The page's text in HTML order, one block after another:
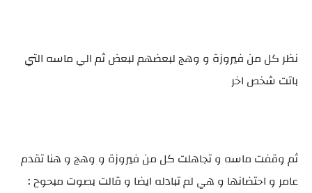
نظر كل من فيروزة و وهج لبعضهم لبعض ثم الي ماسه التي
باتت شخص اخر
ثم وقفت ماسه و تجاهلت كل من فيروزة و وهج و هنا تقدم
عامر و احتضانها و هي لم تبادله ايضا و قالت بصوت مبحوح :